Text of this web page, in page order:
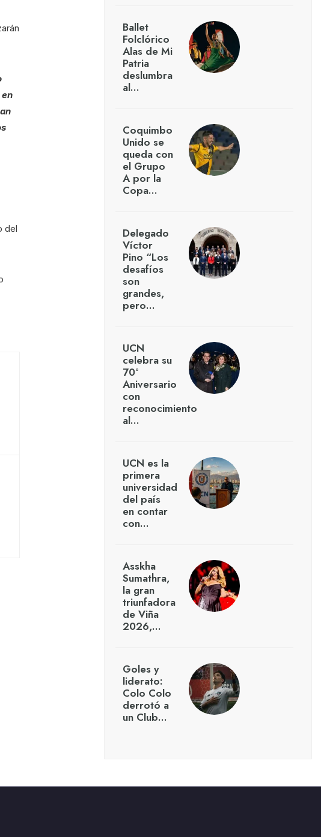
del
Ballet
Folclórico
Alas de Mi
Patria
deslumbra
al…
Coquimbo
Unido se
queda con
el Grupo
A por la
Copa…
Delegado
Víctor
Pino “Los
desafíos
son
grandes,
pero…
UCN
celebra su
70°
Aniversario
con
reconocimiento
al…
UCN es la
primera
universidad
del país
en contar
con…
Asskha
Sumathra,
la gran
triunfadora
de Viña
2026,…
Goles y
liderato:
Colo Colo
derrotó a
un Club…